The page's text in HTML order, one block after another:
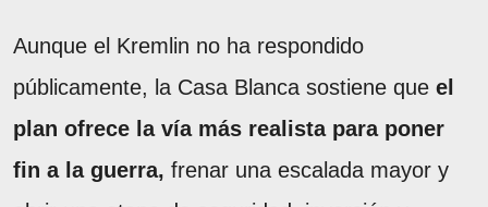
Aunque el Kremlin no ha respondido
públicamente, la Casa Blanca sostiene que el
plan ofrece la vía más realista para poner
fin a la guerra, frenar una escalada mayor y